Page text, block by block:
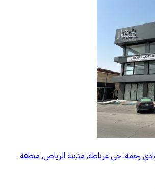
رحمة, حي غرناطة, مدينة الرياض, منطقة